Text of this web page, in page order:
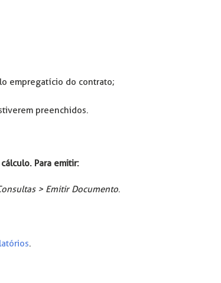
empregatício do contrato;
preenchidos.
Para emitir:
> Emitir Documento.
.